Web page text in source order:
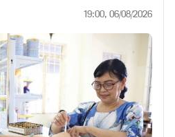
19:00, 06/08/2026